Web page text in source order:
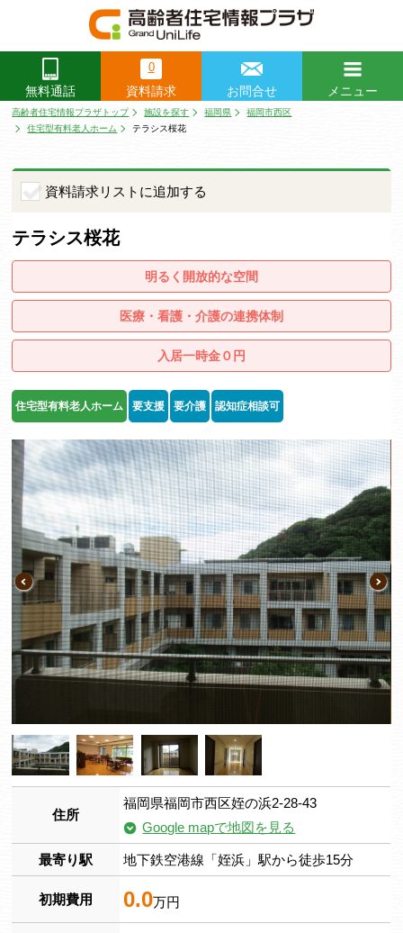
無料通話
0
資料請求 お問合せ
メニュー
高齢者住宅情報プラザトップ 施設を探す 福岡県
福岡市西区
住宅型有料老人ホーム
テラシス桜花
資料請求リストに追加する
テラシス桜花
明るく開放的な空間
医療・看護・介護の連携体制
入居一時金０円
住宅型有料老人ホーム 要支援 要介護 認知症相談可
住所
福岡県福岡市西区姪の浜2-28-43
Google mapで地図を見る
最寄り駅 地下鉄空港線「姪浜」駅から徒歩15分
初期費用 0.0万円